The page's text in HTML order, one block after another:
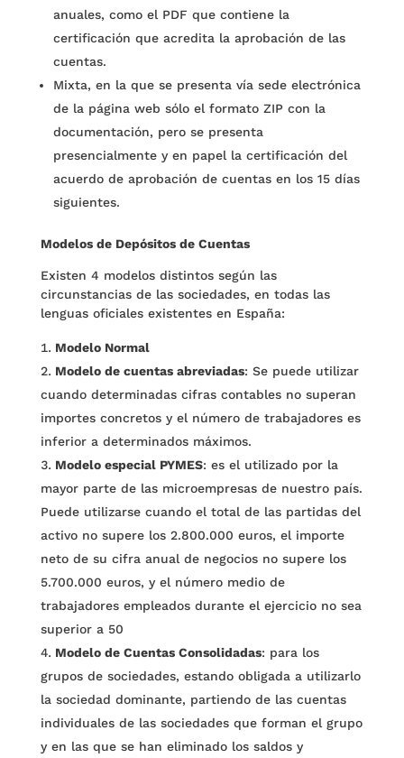
anuales, como el PDF que contiene la
certificación que acredita la aprobación de las
cuentas.
Mixta, en la que se presenta vía sede electrónica
de la página web sólo el formato ZIP con la
documentación, pero se presenta
presencialmente y en papel la certificación del
acuerdo de aprobación de cuentas en los 15 días
siguientes.
Modelos de Depósitos de Cuentas
Existen 4 modelos distintos según las
circunstancias de las sociedades, en todas las
lenguas oficiales existentes en España:
Modelo Normal
Modelo de cuentas abreviadas: Se puede utilizar
cuando determinadas cifras contables no superan
importes concretos y el número de trabajadores es
inferior a determinados máximos.
Modelo especial PYMES: es el utilizado por la
mayor parte de las microempresas de nuestro país.
Puede utilizarse cuando el total de las partidas del
activo no supere los 2.800.000 euros, el importe
neto de su cifra anual de negocios no supere los
5.700.000 euros, y el número medio de
trabajadores empleados durante el ejercicio no sea
superior a 50
Modelo de Cuentas Consolidadas: para los
grupos de sociedades, estando obligada a utilizarlo
la sociedad dominante, partiendo de las cuentas
individuales de las sociedades que forman el grupo
y en las que se han eliminado los saldos y